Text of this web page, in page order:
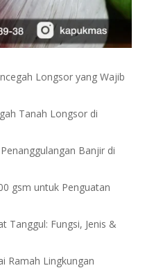
Longsor yang Wajib
Tanah Longsor di
Banjir di
gsm untuk Penguatan
Tanggul: Fungsi, Jenis &
Ramah Lingkungan